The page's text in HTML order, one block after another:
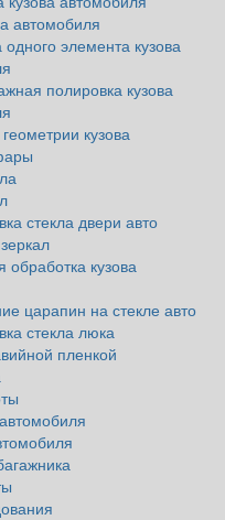
автомобиля
элемента кузова
полировка кузова
кузова
стекла двери авто
обработка кузова
царапин на стекле авто
стекла люка
пленкой